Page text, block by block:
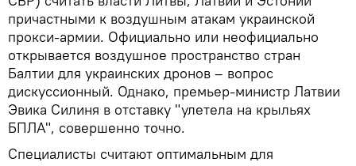
причастными к воздушным атакам украинской
прокси-армии. Официально или неофициально
открывается воздушное пространство стран
Балтии для украинских дронов – вопрос
дискуссионный. Однако, премьер-министр Латвии
Эвика Силиня в отставку "улетела на крыльях
БПЛА", совершенно точно.
Специалисты считают оптимальным для